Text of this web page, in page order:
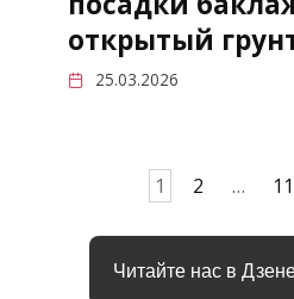
открытый
25.03.2026
1 2 … 11
Читайте нас в